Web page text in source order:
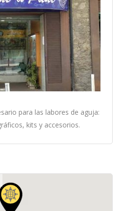
para las labores de aguja:
kits y accesorios.